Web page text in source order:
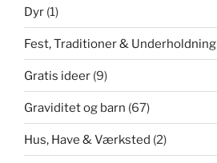
Dyr (1)
Fest, Traditioner & Underholdning
Gratis ideer (9)
Graviditet og barn (67)
Hus, Have & Værksted (2)